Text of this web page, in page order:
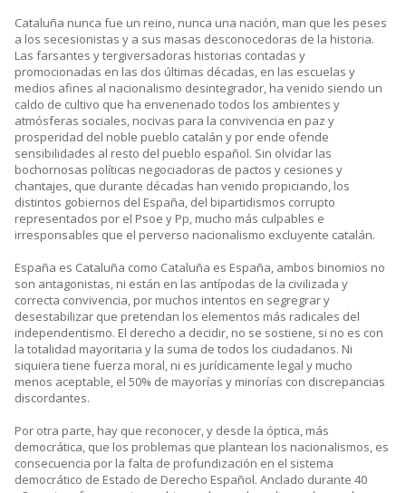
Cataluña nunca fue un reino, nunca una nación, man que les peses
a los secesionistas y a sus masas desconocedoras de la historia.
Las farsantes y tergiversadoras historias contadas y
promocionadas en las dos últimas décadas, en las escuelas y
medios afines al nacionalismo desintegrador, ha venido siendo un
caldo de cultivo que ha envenenado todos los ambientes y
atmósferas sociales, nocivas para la convivencia en paz y
prosperidad del noble pueblo catalán y por ende ofende
sensibilidades al resto del pueblo español. Sin olvidar las
bochornosas políticas negociadoras de pactos y cesiones y
chantajes, que durante décadas han venido propiciando, los
distintos gobiernos del España, del bipartidismos corrupto
representados por el Psoe y Pp, mucho más culpables e
irresponsables que el perverso nacionalismo excluyente catalán.
España es Cataluña como Cataluña es España, ambos binomios no
son antagonistas, ni están en las antípodas de la civilizada y
correcta convivencia, por muchos intentos en segregrar y
desestabilizar que pretendan los elementos más radicales del
independentismo. El derecho a decidir, no se sostiene, si no es con
la totalidad mayoritaria y la suma de todos los ciudadanos. Ni
siquiera tiene fuerza moral, ni es jurídicamente legal y mucho
menos aceptable, el 50% de mayorías y minorías con discrepancias
discordantes.
Por otra parte, hay que reconocer, y desde la óptica, más
democrática, que los problemas que plantean los nacionalismos, es
consecuencia por la falta de profundización en el sistema
democrático de Estado de Derecho Español. Anclado durante 40